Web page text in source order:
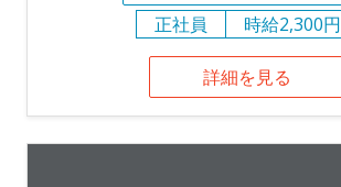
正社員
時給2,300円
詳細を見る